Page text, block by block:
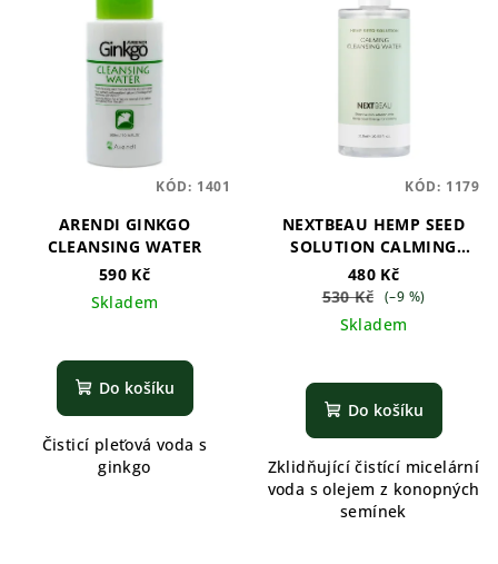
ARENDI GINKGO
CLEANSING WATER
590 Kč
Skladem
Do košíku
Čisticí pleťová voda s
ginkgo
KÓD: 1401
NEXTBEAU HEMP SEED
SOLUTION CALMING
CLEANSING WATER
480 Kč
530 Kč (–9 %)
Skladem
Do košíku
Zklidňující čistící micelární
voda s olejem z konopných
semínek
KÓD: 1179